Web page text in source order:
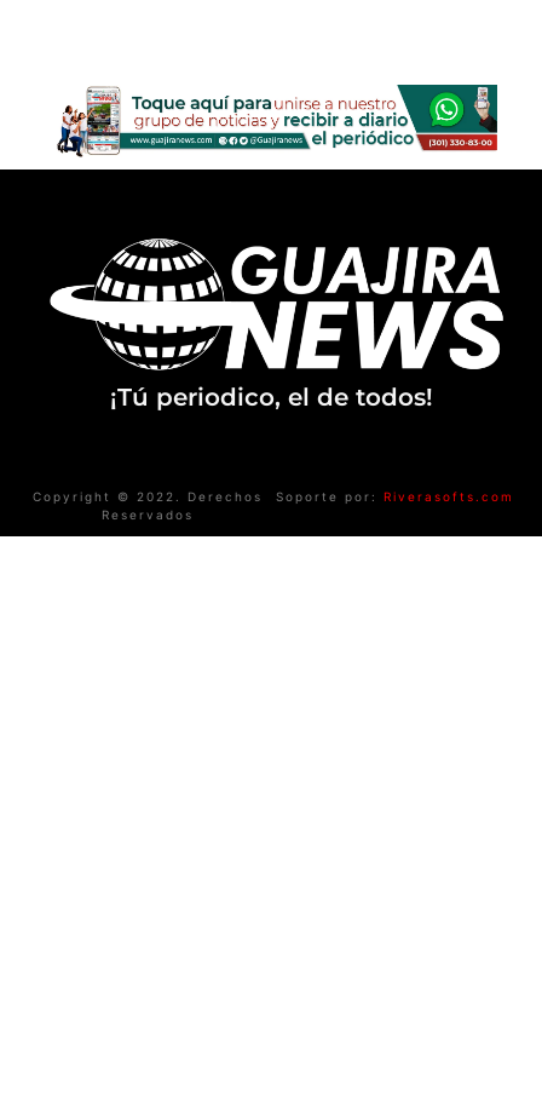
¡Tú periodico, el de todos!
Copyright © 2022. Derechos
Reservados
Soporte por: Riverasofts.com